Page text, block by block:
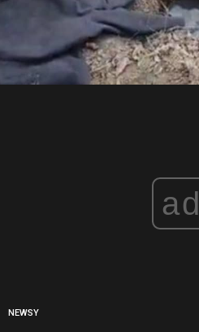
ad
NEWSY